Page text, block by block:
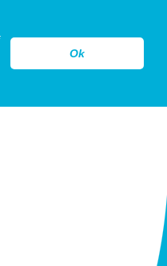
Ok
hollow kontakt